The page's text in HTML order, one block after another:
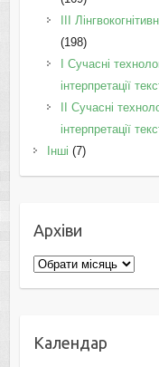
IІI
(198)
I Cучасні
інтерпретації
II Cучасні
інтерпретації
Інші (7)
Архіви
Архіви
Календар